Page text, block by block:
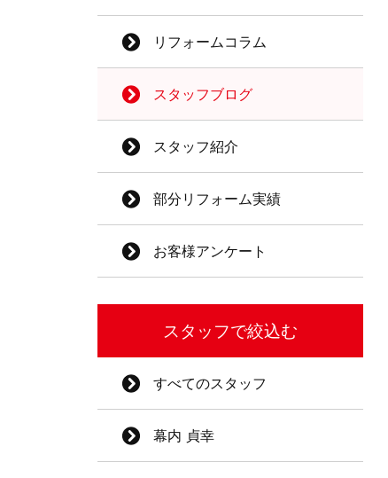
リフォームコラム
スタッフブログ
スタッフ紹介
部分リフォーム実績
お客様アンケート
スタッフで絞込む
すべてのスタッフ
幕内 貞幸